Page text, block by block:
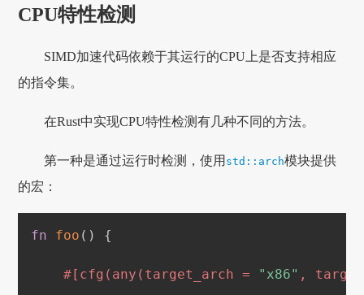
CPU特性检测
SIMD加速代码依赖于其运行的CPU上是否支持相应
的指令集。
在Rust中实现CPU特性检测有几种不同的方法。
第一种是通过运行时检测，使用 std::arch模块提供
的宏：
fn foo ( ) {
#[cfg(any(target_arch = "x86" ,